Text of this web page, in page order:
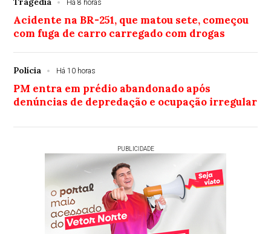
Há 8 horas
Acidente na BR-251, que matou sete, começou
com fuga de carro carregado com drogas
Polícia Há 10 horas
PM entra em prédio abandonado após
denúncias de depredação e ocupação irregular
PUBLICIDADE